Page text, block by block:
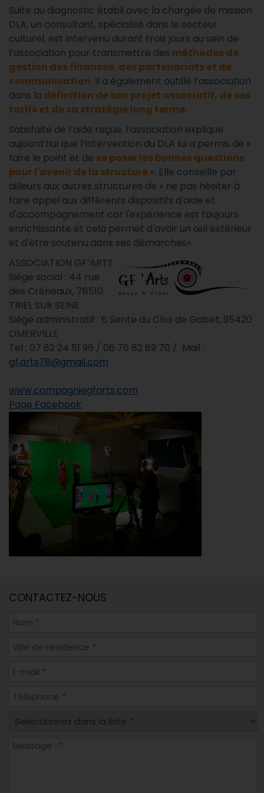
Suite au diagnostic établi avec la chargée de mission
DLA, un consultant, spécialisé dans le secteur
culturel, est intervenu durant trois jours au sein de
l’association pour transmettre des méthodes de
gestion des finances, des partenariats et de
communication. Il a également outillé l’association
dans la définition de son projet associatif, de ses
tarifs et de sa stratégie long terme.
Satisfaite de l’aide reçue, l’association explique
aujourd’hui que l’intervention du DLA lui a permis de «
faire le point et de se poser les bonnes questions
pour l'avenir de la structure ». Elle conseille par
ailleurs aux autres structures de « ne pas hésiter à
faire appel aux différents dispositifs d'aide et
d'accompagnement car l'expérience est toujours
enrichissante et cela permet d'avoir un œil extérieur
et d'être soutenu dans ses démarches».
ASSOCIATION GF’ARTS
Siège social : 44 rue
des Créneaux, 78510
TRIEL SUR SEINE
Siège administratif : 6 Sente du Clos de Gabet, 95420
OMERVILLE
Tel : 07 82 24 51 96 / 06 76 82 89 70 / Mail :
gf.arts78@gmail.com
www.compagniegfarts.com
Page Facebook
CONTACTEZ-NOUS